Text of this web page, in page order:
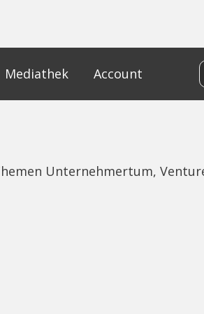
Mediathek Account
Unternehmertum,